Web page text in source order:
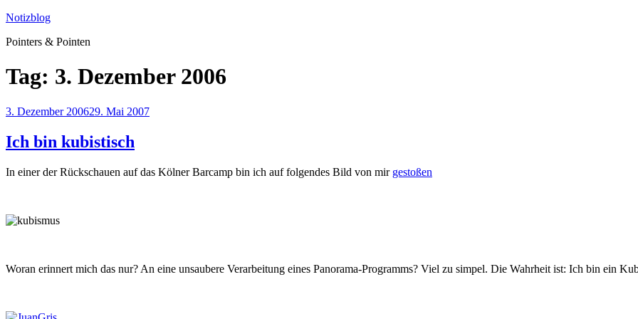
Zum
springen
Notizblog
Pointers & Pointen
Tag: 3. Dezember 2006
Veröffentlicht
3. Dezember 200629. Mai 2007
Ich bin kubistisch
In einer der Rückschauen auf das Kölner Barcamp bin ich auf folgendes Bild von mir gestoßen
Woran erinnert mich das nur? An eine unsaubere Verarbeitung eines Panorama-Programms? Viel zu simpel. Die Wahrheit ist: Ich bin ein